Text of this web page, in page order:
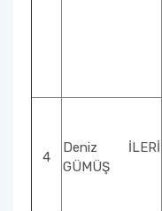
4
Deniz İLERİ
GÜMÜŞ